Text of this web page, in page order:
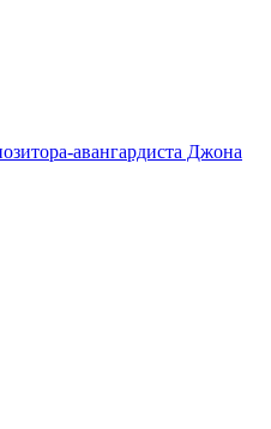
авангардиста Джона